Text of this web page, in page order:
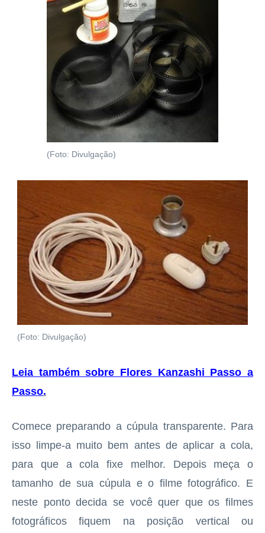
(Foto: Divulgação)
(Foto: Divulgação)
Leia também sobre Flores Kanzashi Passo a
Passo.
Comece preparando a cúpula transparente. Para
isso limpe-a muito bem antes de aplicar a cola,
para que a cola fixe melhor. Depois meça o
tamanho de sua cúpula e o filme fotográfico. E
neste ponto decida se você quer que os filmes
fotográficos fiquem na posição vertical ou